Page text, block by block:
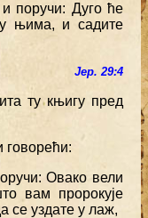
поручи: Дуго ће
у њима, и садите
Јер. 29:4
ту књигу пред
говорећи:
Овако вели
вам пророкује
се уздате у лаж,